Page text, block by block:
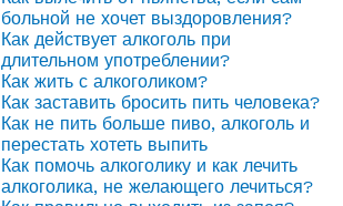
больной не хочет выздоровления?
Как действует алкоголь при
длительном употреблении?
Как жить с алкоголиком?
Как заставить бросить пить человека?
Как не пить больше пиво, алкоголь и
перестать хотеть выпить
Как помочь алкоголику и как лечить
алкоголика, не желающего лечиться?